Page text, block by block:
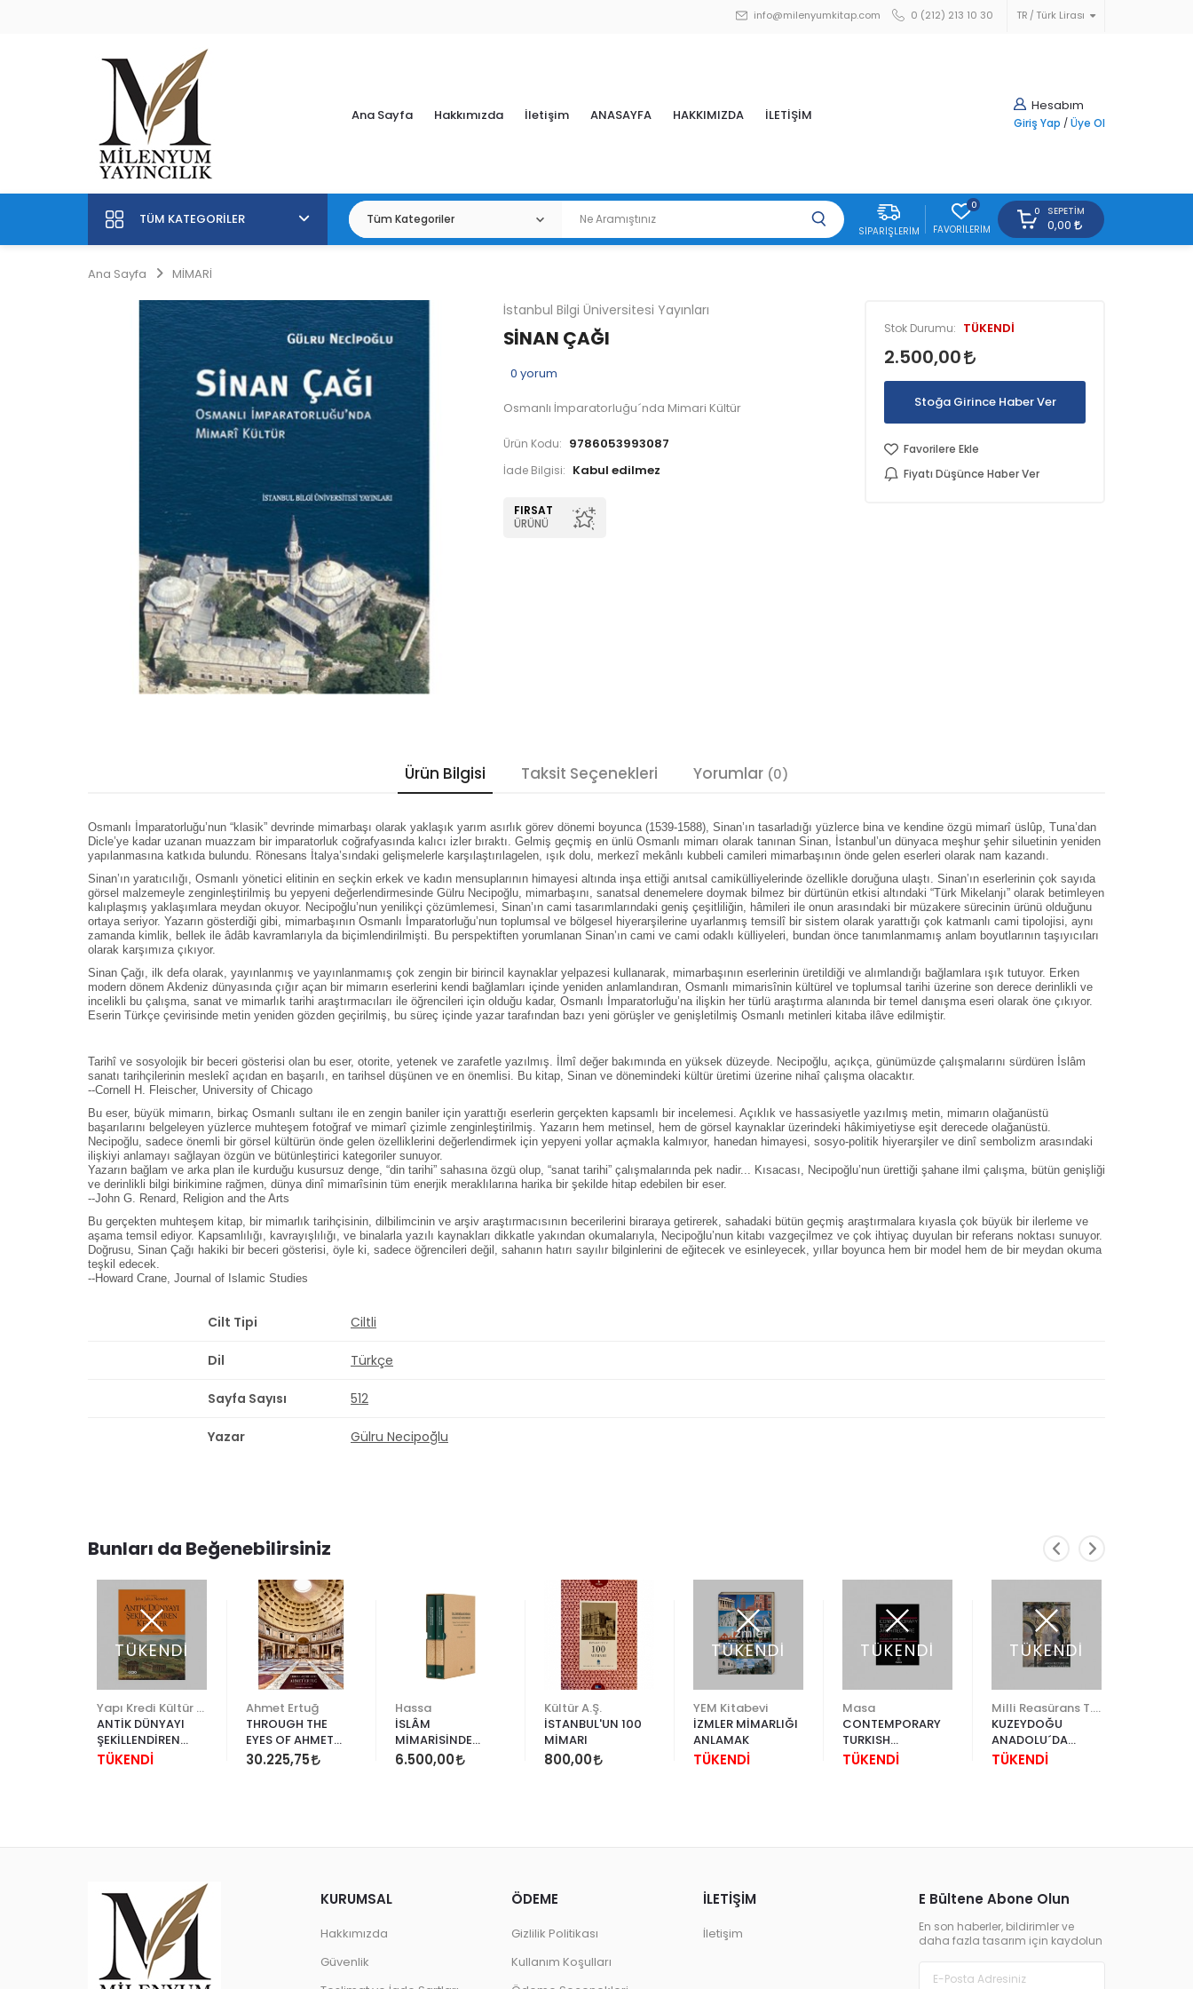
TR Türk Lirası
info@milenyumkitap.com 0 (212) 213 10 30
Hesabım
Giriş Yap / Üye Ol
Ana Sayfa Hakkımızda İletişim ANASAYFA HAKKIMIZDA İLETİŞİM
TÜM KATEGORILER
SIPARIŞLERIM
0
FAVORILERIM
0 SEPETIM
0,00
Ana Sayfa MİMARİ
İstanbul Bilgi Üniversitesi Yayınları
SİNAN ÇAĞI
0 yorum
Osmanlı İmparatorluğu´nda Mimari Kültür
Ürün Kodu: 9786053993087
İade Bilgisi:
FIRSAT
ÜRÜNÜ
Stok Durumu: TÜKENDİ
2.500,00
Stoğa Girince Haber Ver
Favorilere Ekle
Fiyatı Düşünce Haber Ver
Ürün Bilgisi Taksit Seçenekleri Yorumlar (0)
Osmanlı İmparatorluğu’nun “klasik” devrinde mimarbaşı olarak yaklaşık yarım asırlık görev dönemi boyunca (1539-1588), Sinan’ın tasarladığı yüzlerce bina ve kendine özgü mimarî üslûp, Tuna’dan
Dicle’ye kadar uzanan muazzam bir imparatorluk coğrafyasında kalıcı izler bıraktı. Gelmiş geçmiş en ünlü Osmanlı mimarı olarak tanınan Sinan, İstanbul’un dünyaca meşhur şehir siluetinin yeniden
yapılanmasına katkıda bulundu. Rönesans İtalya’sındaki gelişmelerle karşılaştırılagelen, ışık dolu, merkezî mekânlı kubbeli camileri mimarbaşının önde gelen eserleri olarak nam kazandı.
Sinan’ın yaratıcılığı, Osmanlı yönetici elitinin en seçkin erkek ve kadın mensuplarının himayesi altında inşa ettiği anıtsal camikülliyelerinde özellikle doruğuna ulaştı. Sinan’ın eserlerinin çok sayıda
görsel malzemeyle zenginleştirilmiş bu yepyeni değerlendirmesinde Gülru Necipoğlu, mimarbaşını, sanatsal denemelere doymak bilmez bir dürtünün etkisi altındaki “Türk Mikelanjı” olarak betimleyen
kalıplaşmış yaklaşımlara meydan okuyor. Necipoğlu’nun yenilikçi çözümlemesi, Sinan’ın cami tasarımlarındaki geniş çeşitliliğin, hâmileri ile onun arasındaki bir müzakere sürecinin ürünü olduğunu
ortaya seriyor. Yazarın gösterdiği gibi, mimarbaşının Osmanlı İmparatorluğu’nun toplumsal ve bölgesel hiyerarşilerine uyarlanmış temsilî bir sistem olarak yarattığı çok katmanlı cami tipolojisi, aynı
zamanda kimlik, bellek ile âdâb kavramlarıyla da biçimlendirilmişti. Bu perspektiften yorumlanan Sinan’ın cami ve cami odaklı külliyeleri, bundan önce tanımlanmamış anlam boyutlarının taşıyıcıları
olarak karşımıza çıkıyor.
Sinan Çağı, ilk defa olarak, yayınlanmış ve yayınlanmamış çok zengin bir birincil kaynaklar yelpazesi kullanarak, mimarbaşının eserlerinin üretildiği ve alımlandığı bağlamlara ışık tutuyor. Erken
modern dönem Akdeniz dünyasında çığır açan bir mimarın eserlerini kendi bağlamları içinde yeniden anlamlandıran, Osmanlı mimarisînin kültürel ve toplumsal tarihi üzerine son derece derinlikli ve
incelikli bu çalışma, sanat ve mimarlık tarihi araştırmacıları ile öğrencileri için olduğu kadar, Osmanlı İmparatorluğu’na ilişkin her türlü araştırma alanında bir temel danışma eseri olarak öne çıkıyor.
Eserin Türkçe çevirisinde metin yeniden gözden geçirilmiş, bu süreç içinde yazar tarafından bazı yeni görüşler ve genişletilmiş Osmanlı metinleri kitaba ilâve edilmiştir.
Tarihî ve sosyolojik bir beceri gösterisi olan bu eser, otorite, yetenek ve zarafetle yazılmış. İlmî değer bakımında en yüksek düzeyde. Necipoğlu, açıkça, günümüzde çalışmalarını sürdüren İslâm
sanatı tarihçilerinin meslekî açıdan en başarılı, en tarihsel düşünen ve en önemlisi. Bu kitap, Sinan ve dönemindeki kültür üretimi üzerine nihaî çalışma olacaktır.
--Cornell H. Fleischer, University of Chicago
Bu eser, büyük mimarın, birkaç Osmanlı sultanı ile en zengin baniler için yarattığı eserlerin gerçekten kapsamlı bir incelemesi. Açıklık ve hassasiyetle yazılmış metin, mimarın olağanüstü
başarılarını belgeleyen yüzlerce muhteşem fotoğraf ve mimarî çizimle zenginleştirilmiş. Yazarın hem metinsel, hem de görsel kaynaklar üzerindeki hâkimiyetiyse eşit derecede olağanüstü.
Necipoğlu, sadece önemli bir görsel kültürün önde gelen özelliklerini değerlendirmek için yepyeni yollar açmakla kalmıyor, hanedan himayesi, sosyo-politik hiyerarşiler ve dinî sembolizm arasındaki
ilişkiyi anlamayı sağlayan özgün ve bütünleştirici kategoriler sunuyor.
Yazarın bağlam ve arka plan ile kurduğu kusursuz denge, “din tarihi” sahasına özgü olup, “sanat tarihi” çalışmalarında pek nadir... Kısacası, Necipoğlu’nun ürettiği şahane ilmi çalışma, bütün genişliği
ve derinlikli bilgi birikimine rağmen, dünya dinî mimarîsinin tüm enerjik meraklılarına harika bir şekilde hitap edebilen bir eser.
--John G. Renard, Religion and the Arts
Bu gerçekten muhteşem kitap, bir mimarlık tarihçisinin, dilbilimcinin ve arşiv araştırmacısının becerilerini biraraya getirerek, sahadaki bütün geçmiş araştırmalara kıyasla çok büyük bir ilerleme ve
aşama temsil ediyor. Kapsamlılığı, kavrayışlılığı, ve binalarla yazılı kaynakları dikkatle yakından okumalarıyla, Necipoğlu’nun kitabı vazgeçilmez ve çok ihtiyaç duyulan bir referans noktası sunuyor.
Doğrusu, Sinan Çağı hakiki bir beceri gösterisi, öyle ki, sadece öğrencileri değil, sahanın hatırı sayılır bilginlerini de eğitecek ve esinleyecek, yıllar boyunca hem bir model hem de bir meydan okuma
teşkil edecek.
--Howard Crane, Journal of Islamic Studies
Cilt Tipi Ciltli
Dil Türkçe
Sayfa Sayısı 512
Yazar Gülru Necipoğlu
Bunları da Beğenebilirsiniz
TÜKENDİ
ANTİK DÜNYAYI
ŞEKİLLENDİREN
KENTLER
TÜKENDİ
Ahmet Ertuğ
THROUGH THE
EYES OF AHMET
ERTUĞ
30.225,75
Hassa
İSLÂM
MİMARİSİNDE
HENDESÎ DESENLER
6.500,00
Kültür A.Ş.
İSTANBUL'UN 100
MİMARI
800,00
TÜKENDİ
YEM Kitabevi
İZMLER MİMARLIĞI
ANLAMAK
TÜKENDİ
TÜKENDİ
Masa
CONTEMPORARY
TURKISH
ARCHITECTURE
TÜKENDİ
TÜKENDİ
KUZEYDOĞU
ANADOLU´DA
MİMARİ
TÜKENDİ
E Bültene Abone Olun
En son haberler, bildirimler ve
daha fazla tasarım için kaydolun
KURUMSAL
Hakkımızda
Güvenlik
ÖDEME
Gizlilik Politikası
Kullanım Koşulları
İLETİŞİM
İletişim